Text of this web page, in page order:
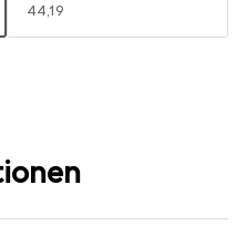
EUR
44,19